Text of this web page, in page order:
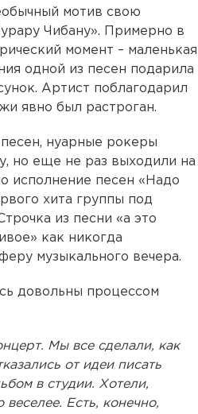
мотив свою
Чибану». Примерно в
момент – маленькая
одной из песен подарила
Артист поблагодарил
явно был растроган.
нуарные рокеры
но еще не раз выходили на
исполнение песен «Надо
хита группы под
из песни «а это
как никогда
музыкального вечера.
довольны процессом
Мы все сделали, как
от идеи писать
в студии. Хотели,
Есть, конечно,